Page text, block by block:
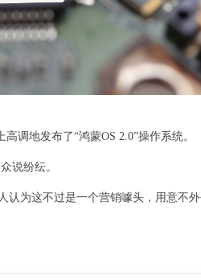
调地发布了“鸿蒙OS 2.0”操作系统。
说纷纭。
认为这不过是一个营销噱头，用意不